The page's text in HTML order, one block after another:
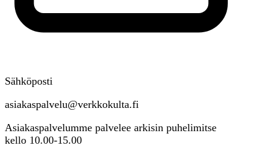
Sähköposti
asiakaspalvelu@verkkokulta.fi
Asiakaspalvelumme palvelee arkisin puhelimitse
kello 10.00-15.00